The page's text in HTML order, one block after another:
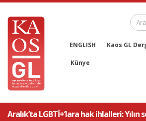
ENGLISH Kaos GL
Künye
Aralık’ta LGBTİ+’lara hak ihlalleri: Yılın